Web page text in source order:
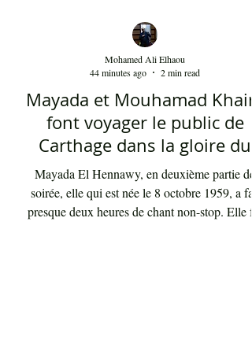
April 2018(3)
March 2018(2)
Mayada et Mouhamad Khairy
font voyager le public de
Carthage dans la gloire du
chant et de la musique
Mayada El Hennawy, en deuxième partie de
Mohamed Ali Elhaou
44 minutes ago
2 min read